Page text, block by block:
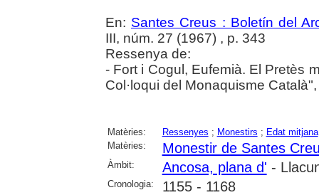
En: Santes Creus : Boletín del
III, núm. 27 (1967) , p. 343
Ressenya de:
- Fort i Cogul, Eufemià. El Pretès
Col·loqui del Monaquisme
Matèries: Ressenyes ; Monestirs ; Edat mitjana
Matèries:
Monestir de Santes
Àmbit: Ancosa, plana d' -
Cronologia: 1155 - 1168